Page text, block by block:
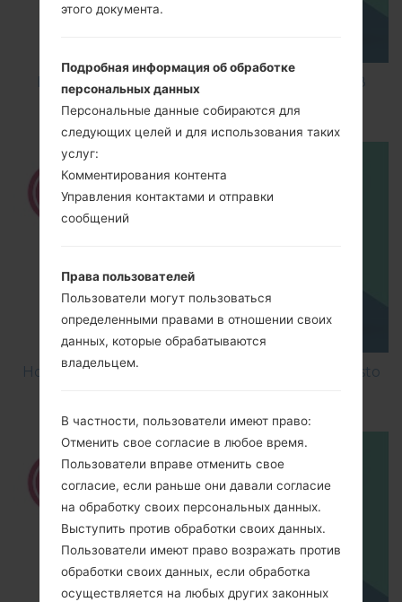
How to Factory Reset through code on LG K8
M200E?
How to Factory Reset through menu on LG Aristo
этого документа.
Подробная информация об обработке
персональных данных
Персональные данные собираются для
следующих целей и для использования таких
услуг:
Комментирования контента
Управления контактами и отправки
сообщений
Права пользователей
Пользователи могут пользоваться
определенными правами в отношении своих
данных, которые обрабатываются
владельцем.
В частности, пользователи имеют право:
Отменить свое согласие в любое время.
Пользователи вправе отменить свое
согласие, если раньше они давали согласие
на обработку своих персональных данных.
Выступить против обработки своих данных.
Пользователи имеют право возражать против
обработки своих данных, если обработка
осуществляется на любых других законных